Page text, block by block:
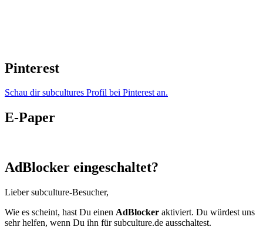
Pinterest
Schau dir subcultures Profil bei Pinterest an.
E-Paper
AdBlocker eingeschaltet?
Lieber subculture-Besucher,
Wie es scheint, hast Du einen AdBlocker aktiviert. Du würdest uns
sehr helfen, wenn Du ihn für subculture.de ausschaltest.